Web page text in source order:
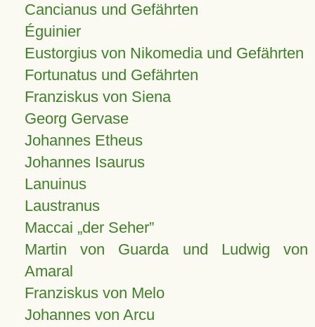
Cancianus und Gefährten
Éguinier
Eustorgius von Nikomedia und Gefährten
Fortunatus und Gefährten
Franziskus von Siena
Georg Gervase
Johannes Etheus
Johannes Isaurus
Lanuinus
Laustranus
Maccai „der Seher”
Martin von Guarda und Ludwig von
Amaral
Franziskus von Melo
Johannes von Arcu